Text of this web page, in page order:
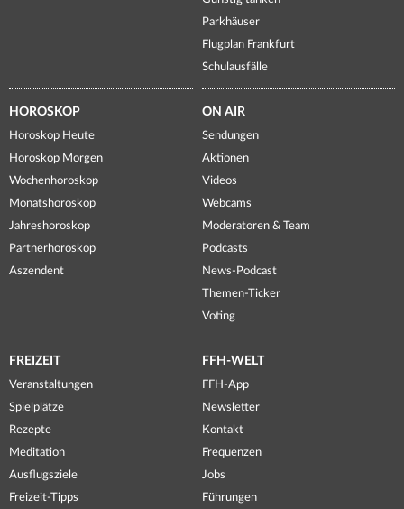
Parkhäuser
Flugplan Frankfurt
Schulausfälle
HOROSKOP
Horoskop Heute
Horoskop Morgen
Wochenhoroskop
Monatshoroskop
Jahreshoroskop
Partnerhoroskop
Aszendent
ON AIR
Sendungen
Aktionen
Videos
Webcams
Moderatoren & Team
Podcasts
News-Podcast
Themen-Ticker
Voting
FREIZEIT
Veranstaltungen
Spielplätze
Rezepte
Meditation
Ausflugsziele
Freizeit-Tipps
FFH-WELT
FFH-App
Newsletter
Kontakt
Frequenzen
Jobs
Führungen